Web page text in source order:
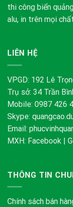
thi công biển
alu, in trên mọi
LIÊN HỆ
VPGD: 192 Lê
Trụ sở: 34 Trần
Mobile: 0987 426
Skype:
Email:
MXH: Facebook |
THÔNG TIN
Chính sách bán